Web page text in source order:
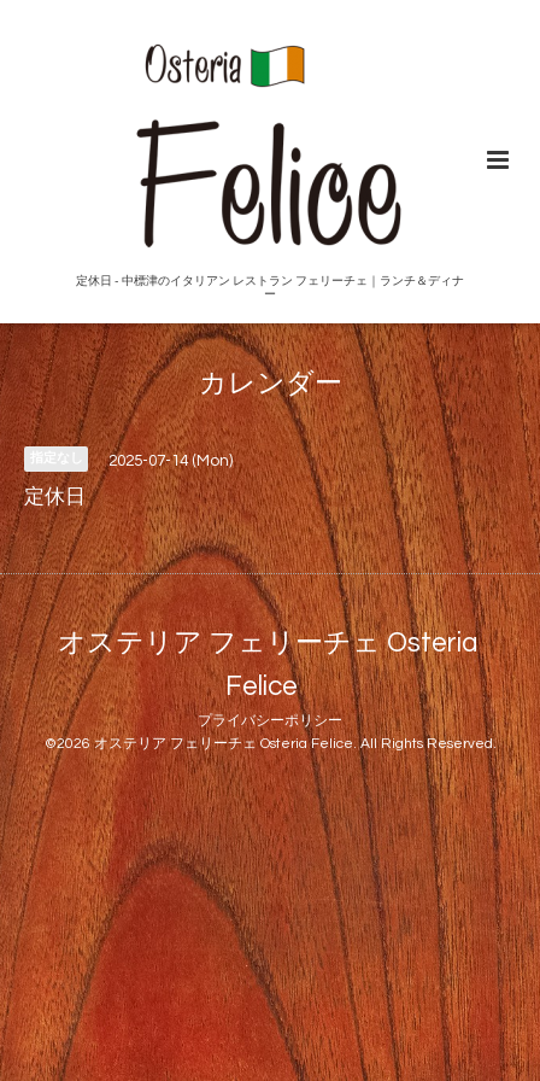
定休日 - 中標津のイタリアン レストラン フェリーチェ｜ランチ＆ディナ
ー
カレンダー
2025-07-14 (Mon)
定休日
オステリア フェリーチェ Osteria
Felice
プライバシーポリシー
©2026オステリア フェリーチェ Osteria Felice. All Rights Reserved.